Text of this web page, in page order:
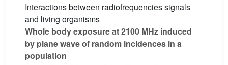
Interactions between radiofrequencies signals
and living organisms
Whole body exposure at 2100 MHz induced
by plane wave of random incidences in a
population